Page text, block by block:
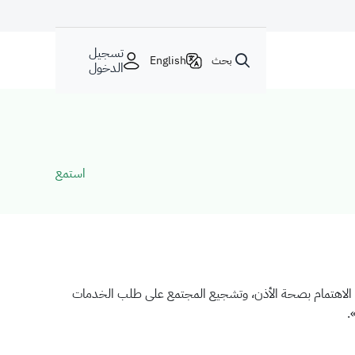
بحث English تسجيل
الدخول
استمع
الاهتمام بصحة الأذن، وتشجيع المجتمع على طلب الخدمات